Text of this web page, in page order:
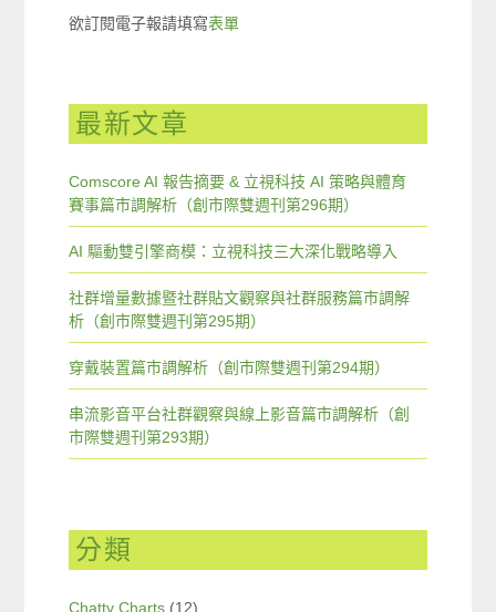
欲訂閱電子報請填寫表單
最新文章
Comscore AI 報告摘要 & 立視科技 AI 策略與體育
賽事篇市調解析（創市際雙週刊第296期）
AI 驅動雙引擎商模：立視科技三大深化戰略導入
社群增量數據暨社群貼文觀察與社群服務篇市調解
析（創市際雙週刊第295期）
穿戴裝置篇市調解析（創市際雙週刊第294期）
串流影音平台社群觀察與線上影音篇市調解析（創
市際雙週刊第293期）
分類
Chatty Charts (12)